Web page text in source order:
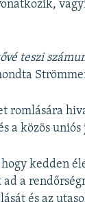
teszi
romlására
a közös
kedden
a
és az